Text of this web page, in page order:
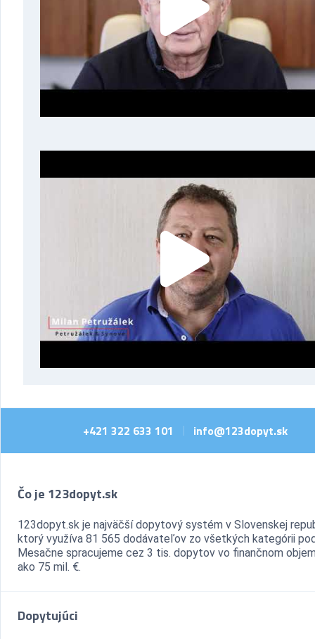
+421 322 633 101 info@123dopyt.sk
Čo je 123dopyt.sk
123dopyt.sk je najväčší dopytový systém v Slovenskej
ktorý využíva 81 565 dodávateľov zo všetkých kategórii
Mesačne spracujeme cez 3 tis. dopytov vo finančnom
ako 75 mil. €.
Dopytujúci